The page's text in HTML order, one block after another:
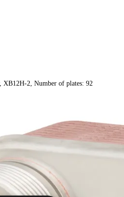
XB12H-2, Number of plates: 92